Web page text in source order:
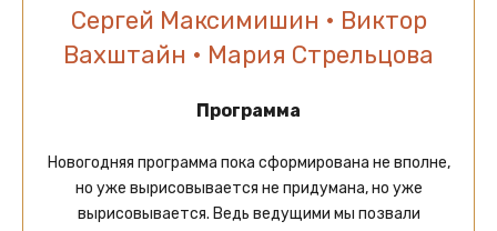
Сергей Максимишин • Виктор
Вахштайн • Мария Стрельцова
Программа
Новогодняя программа пока сформирована не вполне,
но уже вырисовывается не придумана, но уже
вырисовывается. Ведь ведущими мы позвали